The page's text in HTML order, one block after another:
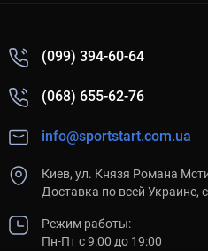
(099) 394-60-64
(068) 655-62-76
info@sportstart.com.ua
Киев, ул. Князя Романа
Доставка по всей Украине,
Режим работы:
Пн-Пт с 9:00 до 19:00